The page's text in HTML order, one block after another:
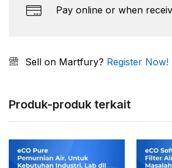
Pay online or when
Sell on Martfury? Register Now!
Produk-produk terkait